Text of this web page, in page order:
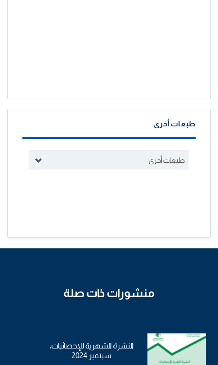
طبعات أخرى
طبعات أخرى
منشورات ذات صلة
النشرة الشهرية للإحصائيات،
سبتمبر 2024